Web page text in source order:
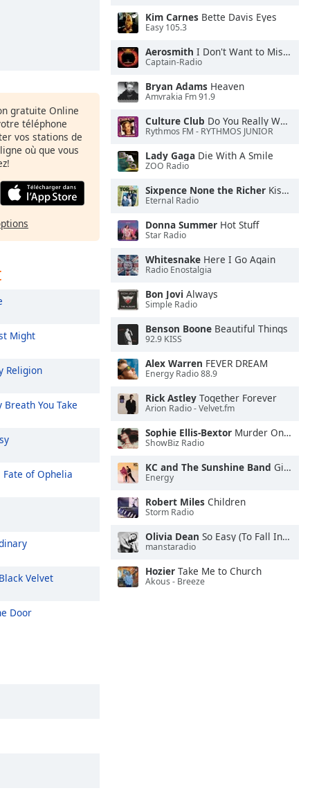
gratuite Online
téléphone
vos stations de
où que vous
Might
Religion
You Take
of Ophelia
Velvet
Door
Kim Carnes Bette Davis Eyes
Easy 105.3
Aerosmith I Don't Want to Miss a Thing
Captain-Radio
Bryan Adams Heaven
Amvrakia Fm 91.9
Culture Club Do You Really Want to Hurt Me
Rythmos FM - RYTHMOS JUNIOR
Lady Gaga Die With A Smile
ZOO Radio
Sixpence None the Richer Kiss Me
Eternal Radio
Donna Summer Hot Stuff
Star Radio
Whitesnake Here I Go Again
Radio Enostalgia
Bon Jovi Always
Simple Radio
Benson Boone Beautiful Things
92.9 KISS
Alex Warren FEVER DREAM
Energy Radio 88.9
Rick Astley Together Forever
Arion Radio - Velvet.fm
Sophie Ellis-Bextor Murder On the Dancefloor
ShowBiz Radio
KC and The Sunshine Band Give It Up
Energy
Robert Miles Children
Storm Radio
Olivia Dean So Easy (To Fall In Love)
manstaradio
Hozier Take Me to Church
Akous - Breeze